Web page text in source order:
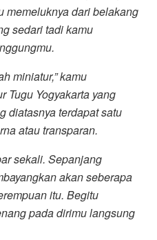
memeluknya dari belakang
sedari tadi kamu
miniatur,” kamu
Tugu Yogyakarta yang
diatasnya terdapat satu
atau transparan.
sekali. Sepanjang
akan seberapa
itu. Begitu
pada dirimu langsung